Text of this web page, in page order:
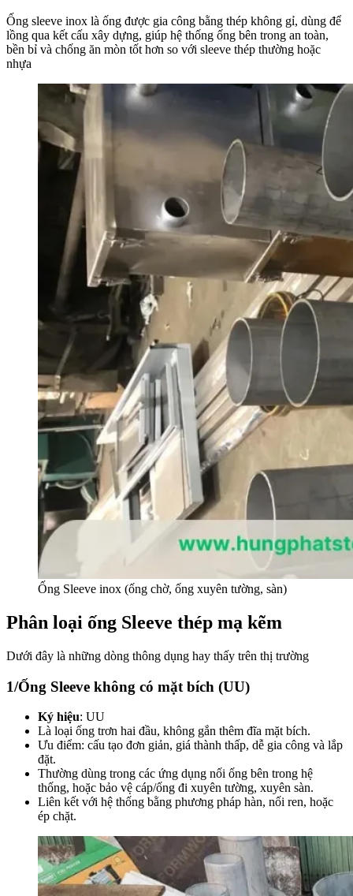
Ống sleeve inox là ống được gia công bằng thép không gỉ, dùng để
lồng qua kết cấu xây dựng, giúp hệ thống ống bên trong an toàn,
bền bỉ và chống ăn mòn tốt hơn so với sleeve thép thường hoặc
nhựa
Ống Sleeve inox (ống chờ, ống xuyên tường, sàn)
Phân loại ống Sleeve thép mạ kẽm
Dưới đây là những dòng thông dụng hay thấy trên thị trường
1/Ống Sleeve không có mặt bích (UU)
Ký hiệu: UU
Là loại ống trơn hai đầu, không gắn thêm đĩa mặt bích.
Ưu điểm: cấu tạo đơn giản, giá thành thấp, dễ gia công và lắp
đặt.
Thường dùng trong các ứng dụng nối ống bên trong hệ
thống, hoặc bảo vệ cáp/ống đi xuyên tường, xuyên sàn.
Liên kết với hệ thống bằng phương pháp hàn, nối ren, hoặc
ép chặt.